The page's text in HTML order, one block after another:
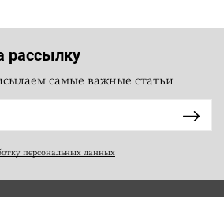
рассылку
самые важные статьи
персональных данных